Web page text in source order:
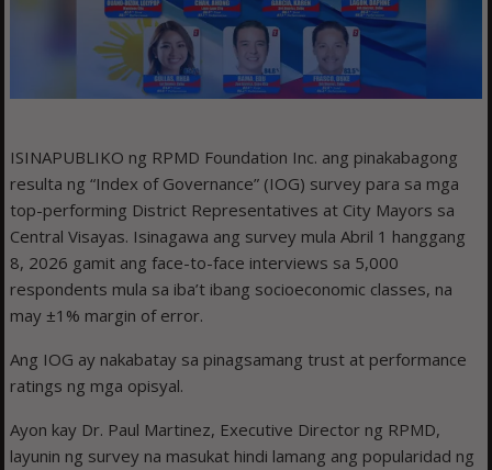
ISINAPUBLIKO ng RPMD Foundation Inc. ang pinakabagong
resulta ng “Index of Governance” (IOG) survey para sa mga
top-performing District Representatives at City Mayors sa
Central Visayas. Isinagawa ang survey mula Abril 1 hanggang
8, 2026 gamit ang face-to-face interviews sa 5,000
respondents mula sa iba’t ibang socioeconomic classes, na
may ±1% margin of error.
Ang IOG ay nakabatay sa pinagsamang trust at performance
ratings ng mga opisyal.
Ayon kay Dr. Paul Martinez, Executive Director ng RPMD,
layunin ng survey na masukat hindi lamang ang popularidad ng